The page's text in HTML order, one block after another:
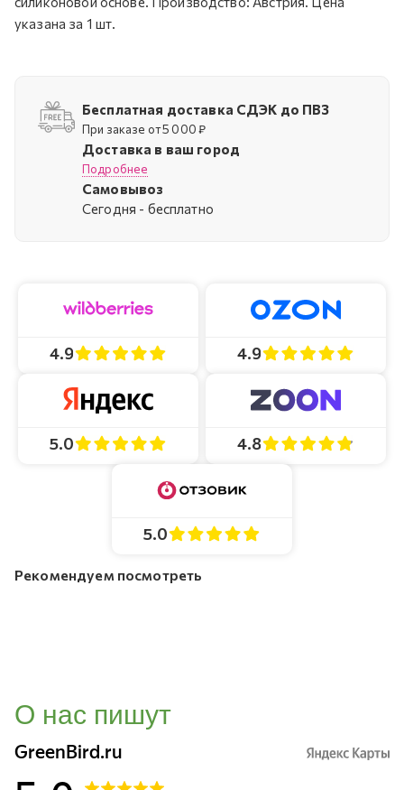
указана за 1 шт.
Бесплатная доставка СДЭК до ПВЗ
При заказе от 5 000 ₽
Доставка в ваш город
Подробнее
Самовывоз
Cегодня - бесплатно
4.9 4.9
5.0 4.8
5.0
Рекомендуем посмотреть
О нас пишут